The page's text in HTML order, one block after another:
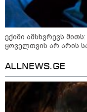
ექიმი ამსხვრევს
ყოველთვის არ არის
ALLNEWS.GE